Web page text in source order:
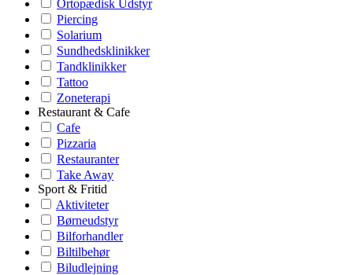
Ortopædisk Udstyr
Piercing
Solarium
Sundhedsklinikker
Tandklinikker
Tattoo
Zoneterapi
Restaurant & Cafe
Cafe
Pizzaria
Restauranter
Take Away
Sport & Fritid
Aktiviteter
Børneudstyr
Bilforhandler
Biltilbehør
Biludlejning